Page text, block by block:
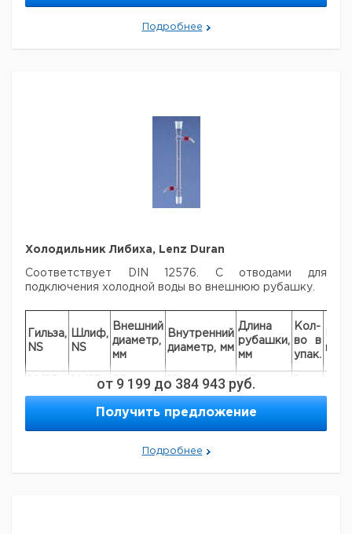
евро
415
Подробнее
Холодильник Либиха, Lenz Duran
Соответствует DIN 12576. С отводами для
подключения холодной воды во внешнюю рубашку.
Гильза,
NS
Шлиф,
NS
Внешний
диаметр,
мм
Внутренний
диаметр, мм
Длина
рубашки,
мм
Кол-
во в
упак.
14/23 20 12 160
19/26
19/26 24 16 160 1
29/32 24 16 250
29/32
29/32 24 16 400 1
от 9 199 до 384 943 руб.
Получить предложение
Подробнее